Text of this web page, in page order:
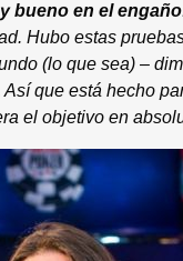
bueno en el engaño
Hubo estas
(lo que sea) –
que está hecho
el objetivo en